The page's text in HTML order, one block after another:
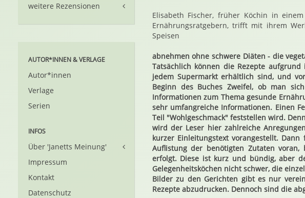
Elisabeth Fischer, früher Köchin in
Ernährungsratgebern, trifft mit ihrem
Speisen
abnehmen ohne schwere Diäten - die
Tatsächlich können die Rezepte
jedem Supermarkt erhältlich sind, und
Beginn des Buches Zweifel, ob man
Informationen zum Thema gesunde
sehr umfangreiche Informationen. Einen
Teil "Wohlgeschmack" feststellen wird.
wird der Leser hier zahlreiche
kurzer Einleitungstext vorangestellt.
Auflistung der benötigten Zutaten
erfolgt. Diese ist kurz und bündig, aber
Gelegenheitsköchen nicht schwer, die
Bilder zu den Gerichten gibt es nur
Rezepte abzudrucken. Dennoch sind die
weitere Rezensionen
AUTOR*INNEN & VERLAGE
Autor*innen
Verlage
Serien
INFOS
Über 'Janetts Meinung'
Impressum
Kontakt
Datenschutz